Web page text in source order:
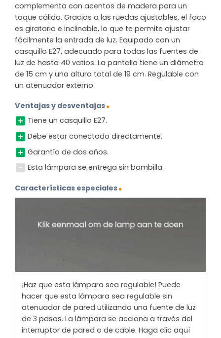
complementa con acentos de madera para un
toque cálido. Gracias a las ruedas ajustables, el foco
es giratorio e inclinable, lo que te permite ajustar
fácilmente la entrada de luz. Equipado con un
casquillo E27, adecuado para todas las fuentes de
luz de hasta 40 vatios. La pantalla tiene un diámetro
de 15 cm y una altura total de 19 cm. Regulable con
un atenuador externo.
Ventajas y desventajas
Tiene un casquillo E27.
Debe estar conectado directamente.
Garantía de dos años.
Esta lámpara se entrega sin bombilla.
Características especiales
¡Haz que esta lámpara sea regulable! Puede
hacer que esta lámpara sea regulable sin
atenuador de pared utilizando una fuente de luz
de 3 pasos. La lámpara se acciona a través del
interruptor de pared o de cable. Haga clic aquí